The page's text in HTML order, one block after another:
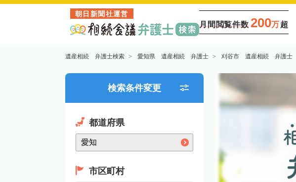
朝日新聞社運営
月間閲覧件数 200万超
遺産相続 弁護士検索 愛知県 遺産相続 弁護士 刈谷市 遺産相続 弁護士
検索条件変更
都道府県
市区町村